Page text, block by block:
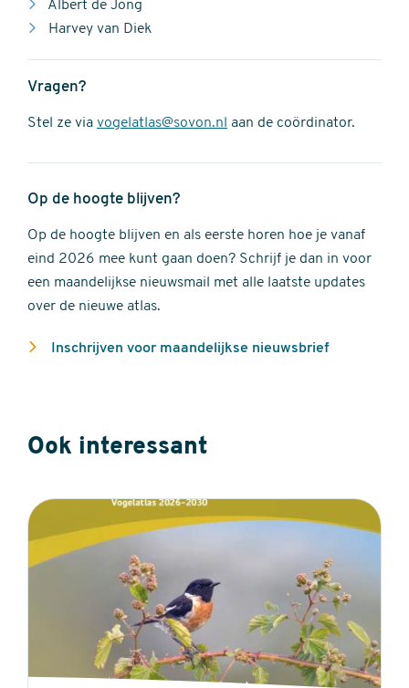
Albert de Jong
Harvey van Diek
Vragen?
Stel ze via vogelatlas@sovon.nl aan de coördinator.
Op de hoogte blijven?
Op de hoogte blijven en als eerste horen hoe je vanaf
eind 2026 mee kunt gaan doen? Schrijf je dan in voor
een maandelijkse nieuwsmail met alle laatste updates
over de nieuwe atlas.
Inschrijven voor maandelijkse nieuwsbrief
Ook interessant